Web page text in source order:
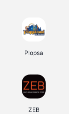
Plopsa
ZEB